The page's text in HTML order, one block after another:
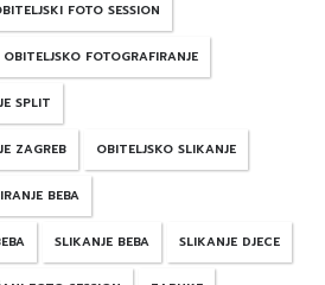
FOTO SESSION
OBITELJSKO FOTOGRAFIRANJE
SPLIT
ZAGREB OBITELJSKO SLIKANJE
BEBA
SLIKANJE BEBA SLIKANJE DJECE